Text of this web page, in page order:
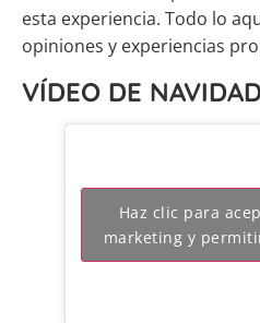
esta experiencia. Todo lo
opiniones y experiencias
VÍDEO DE
Haz clic para
marketing y